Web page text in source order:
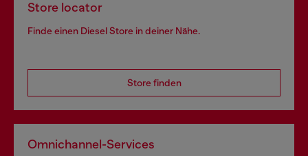
Store locator
Finde einen Diesel Store in deiner Nähe.
Store finden
Omnichannel-Services